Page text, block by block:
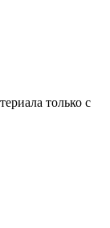
только с